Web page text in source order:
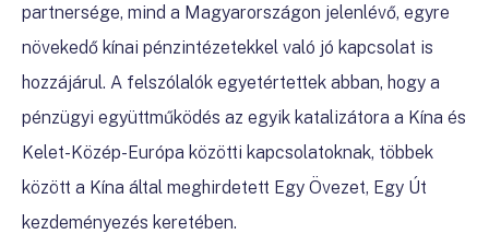
partnersége, mind a Magyarországon jelenlévő, egyre
növekedő kínai pénzintézetekkel való jó kapcsolat is
hozzájárul. A felszólalók egyetértettek abban, hogy a
pénzügyi együttműködés az egyik katalizátora a Kína és
Kelet-Közép-Európa közötti kapcsolatoknak, többek
között a Kína által meghirdetett Egy Övezet, Egy Út
kezdeményezés keretében.